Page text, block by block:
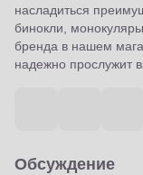
насладиться
бинокли,
бренда в нашем
надежно прослужит
Обсуждение